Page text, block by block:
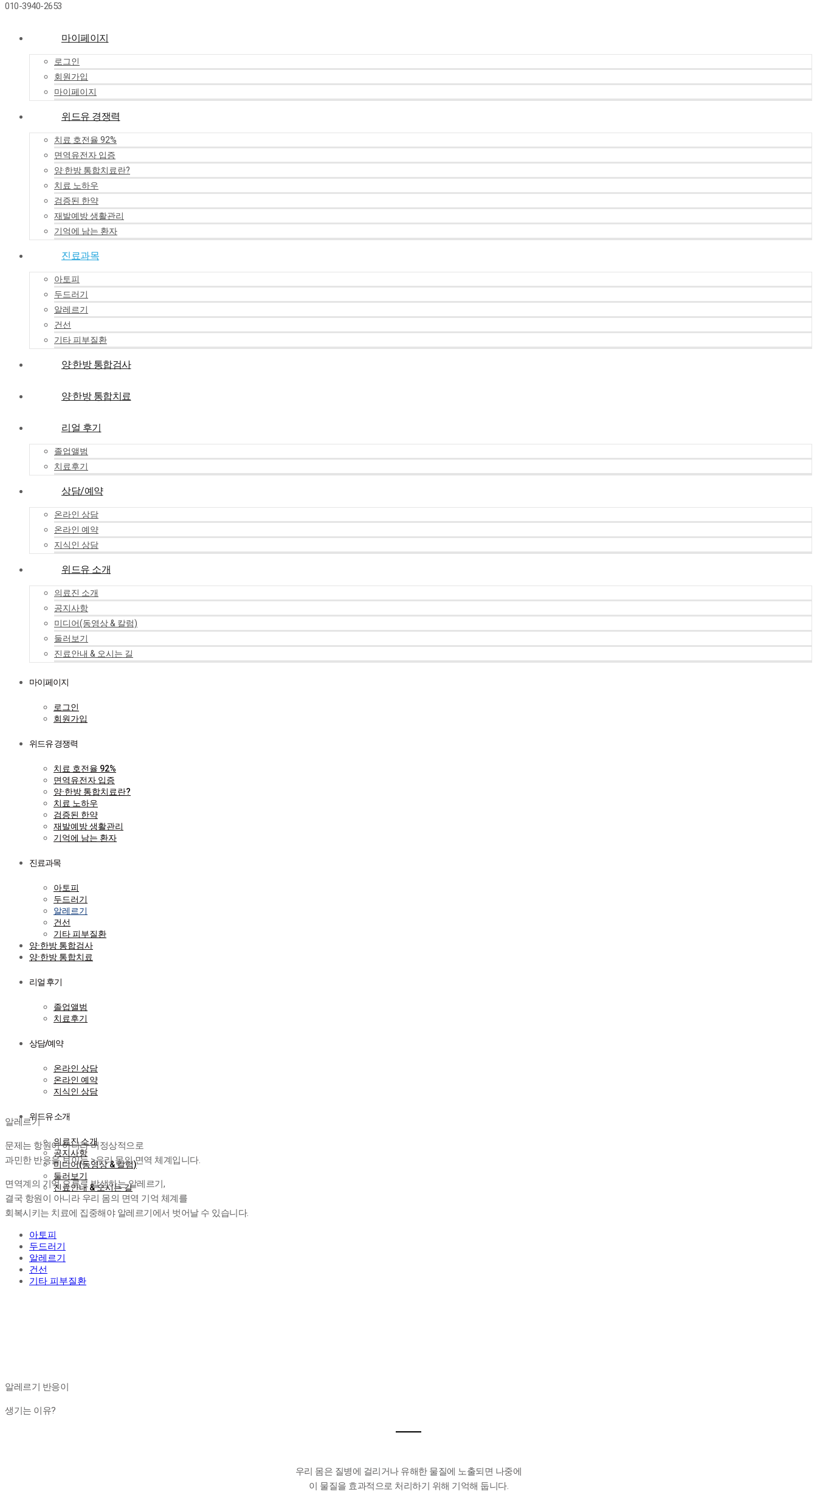
010-3940-2653
마이페이지
로그인
회원가입
마이페이지
위드유 경쟁력
치료 호전율 92%
면역유전자 입증
양·한방 통합치료란?
치료 노하우
검증된 한약
재발예방 생활관리
기억에 남는 환자
진료과목
아토피
두드러기
알레르기
건선
기타 피부질환
양·한방 통합검사
양·한방 통합치료
리얼 후기
졸업앨범
치료후기
상담/예약
온라인 상담
온라인 예약
지식인 상담
위드유 소개
의료진 소개
공지사항
미디어(동영상 & 칼럼)
둘러보기
진료안내 & 오시는 길
마이페이지
로그인
회원가입
위드유 경쟁력
치료 호전율 92%
면역유전자 입증
양·한방 통합치료란?
치료 노하우
검증된 한약
재발예방 생활관리
기억에 남는 환자
진료과목
아토피
두드러기
알레르기
건선
기타 피부질환
양·한방 통합검사
양·한방 통합치료
리얼 후기
졸업앨범
치료후기
상담/예약
온라인 상담
온라인 예약
지식인 상담
위드유 소개
의료진 소개
공지사항
미디어(동영상 & 칼럼)
둘러보기
진료안내 & 오시는 길
알레르기
알레르기
문제는 항원이 아니라 비정상적으로
과민한 반응을 보이는 >우리 몸의 면역 체계입니다.
면역계의 기억 오류로 발생하는 알레르기,
결국 항원이 아니라 우리 몸의 면역 기억 체계를
회복시키는 치료에 집중해야 알레르기에서 벗어날 수 있습니다.
아토피
두드러기
알레르기
건선
기타 피부질환
알레르기 반응이
생기는 이유?
우리 몸은 질병에 걸리거나 유해한 물질에 노출되면 나중에
이 물질을 효과적으로 처리하기 위해 기억해 둡니다.